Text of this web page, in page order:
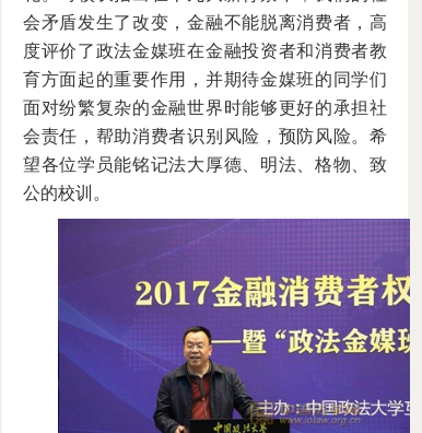
会矛盾发生了改变，金融不能脱离消费者，高
度评价了政法金媒班在金融投资者和消费者教
育方面起的重要作用，并期待金媒班的同学们
面对纷繁复杂的金融世界时能够更好的承担社
会责任，帮助消费者识别风险，预防风险。希
望各位学员能铭记法大厚德、明法、格物、致
公的校训。